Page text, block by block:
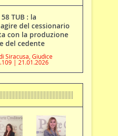
58 TUB : la
del cessionario
con la produzione
del cedente
Siracusa, Giudice
| 21.01.2026